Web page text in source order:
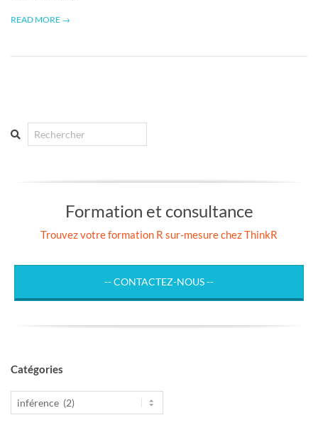
READ MORE →
Search
Formation et consultance
Trouvez votre formation R sur-mesure chez ThinkR
-- CONTACTEZ-NOUS --
Catégories
Catégories